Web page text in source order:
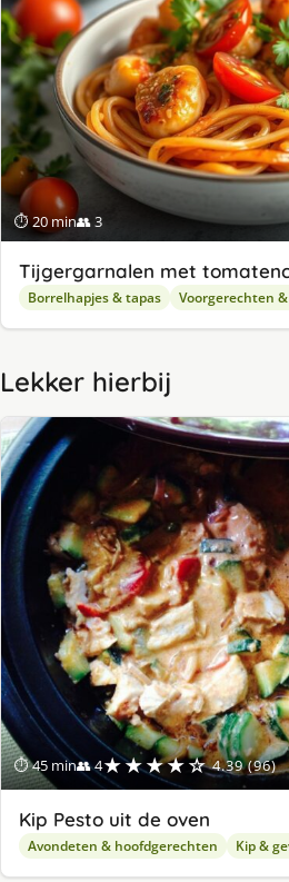
⏱ 20 min👥 3
Tijgergarnalen met
Borrelhapjes & tapas Voorgerechten
Lekker hierbij
⏱ 45 min👥 4★★★★☆ 4.39 (96)
Kip Pesto uit de oven
Avondeten & hoofdgerechten Kip &